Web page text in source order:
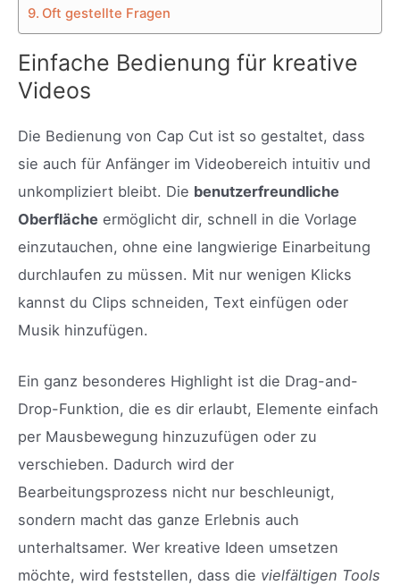
Oft gestellte Fragen
Einfache Bedienung für kreative
Videos
Die Bedienung von Cap Cut ist so gestaltet, dass
sie auch für Anfänger im Videobereich intuitiv und
unkompliziert bleibt. Die benutzerfreundliche
Oberfläche ermöglicht dir, schnell in die Vorlage
einzutauchen, ohne eine langwierige Einarbeitung
durchlaufen zu müssen. Mit nur wenigen Klicks
kannst du Clips schneiden, Text einfügen oder
Musik hinzufügen.
Ein ganz besonderes Highlight ist die Drag-and-
Drop-Funktion, die es dir erlaubt, Elemente einfach
per Mausbewegung hinzuzufügen oder zu
verschieben. Dadurch wird der
Bearbeitungsprozess nicht nur beschleunigt,
sondern macht das ganze Erlebnis auch
unterhaltsamer. Wer kreative Ideen umsetzen
möchte, wird feststellen, dass die vielfältigen Tools